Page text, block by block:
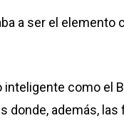
a ser el
como el
además,